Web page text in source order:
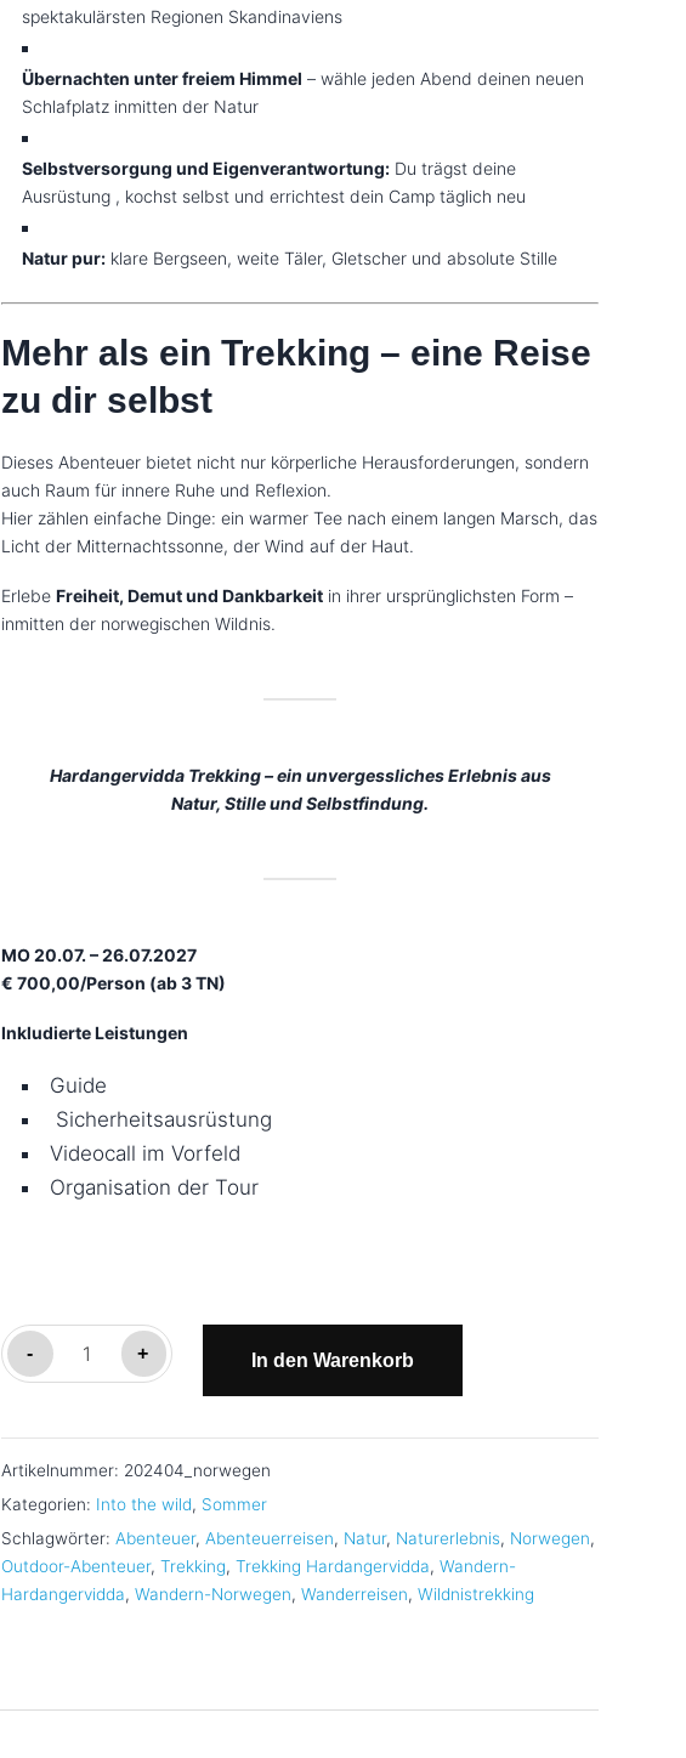
spektakulärsten Regionen Skandinaviens
Übernachten unter freiem Himmel – wähle jeden Abend deinen neuen
Schlafplatz inmitten der Natur
Selbstversorgung und Eigenverantwortung: Du trägst deine
Ausrüstung , kochst selbst und errichtest dein Camp täglich neu
Natur pur: klare Bergseen, weite Täler, Gletscher und absolute Stille
Mehr als ein Trekking – eine Reise
zu dir selbst
Dieses Abenteuer bietet nicht nur körperliche Herausforderungen, sondern
auch Raum für innere Ruhe und Reflexion.
Hier zählen einfache Dinge: ein warmer Tee nach einem langen Marsch, das
Licht der Mitternachtssonne, der Wind auf der Haut.
Erlebe Freiheit, Demut und Dankbarkeit in ihrer ursprünglichsten Form –
inmitten der norwegischen Wildnis.
Hardangervidda Trekking – ein unvergessliches Erlebnis aus
Natur, Stille und Selbstfindung.
MO 20.07. – 26.07.2027
€ 700,00/Person (ab 3 TN)
Inkludierte Leistungen
Guide
Sicherheitsausrüstung
Videocall im Vorfeld
Organisation der Tour
-
Expedition
Hardangervidda
unberührte
Wildnis
erleben
Menge
+ In den Warenkorb
Artikelnummer: 202404_norwegen
Kategorien: Into the wild, Sommer
Schlagwörter: Abenteuer, Abenteuerreisen, Natur, Naturerlebnis, Norwegen,
Outdoor-Abenteuer, Trekking, Trekking Hardangervidda, Wandern-
Hardangervidda, Wandern-Norwegen, Wanderreisen, Wildnistrekking